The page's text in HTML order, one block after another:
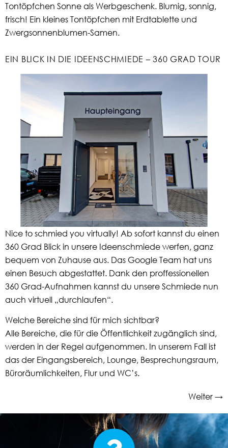
Tontöpfchen Sonne als Werbgeschenk. Blumig, sonnig,
frisch! Ein kleines Tontöpfchen mit Erdtablette und
Zwergsonnenblumen-Samen.
EIN BLICK IN DIE IDEENSCHMIEDE – 360 GRAD TOUR
Nice to schmied you virtually! Ab sofort kannst du einen
360 Grad Blick in unsere Ideenschmiede werfen, ganz
bequem von Zuhause aus. Das Google Team hat uns
einen Besuch abgestattet. Dank den proffessionellen
360 Grad-Aufnahmen kannst du unsere Schmiede nun
auch virtuell „durchlaufen“.
Welche Bereiche sind für mich sichtbar?
Alle Bereiche, die für die Öffentlichkeit zugänglich sind,
werden in der Regel aufgenommen. In unserem Fall ist
das der Eingangsbereich, Lounge, Besprechungsraum,
Büroräumlichkeiten, Flur und WC’s.
Weiter →